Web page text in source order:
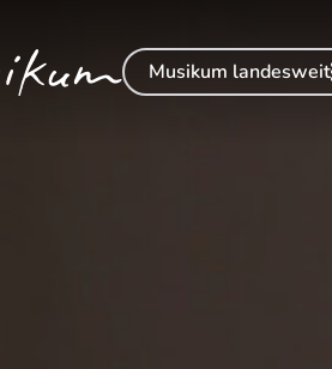
Musikum landesweit